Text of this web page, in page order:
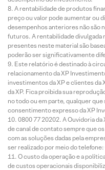
A rentabilidade de produtos
preço ou valor pode aumentar ou
desempenhos anteriores não são
futuros. A rentabilidade divulgada
presentes neste material são
poderão ser significativamente
Este relatório é destinado à
relacionamento da XP
investimentos da XP e clientes da
da XP. Fica proibida sua
no todo ou em parte, qualquer
consentimento expresso da XP
0800 77 20202. A Ouvidoria
de canal de contato sempre que
com as soluções dadas pela
ser realizado por meio do
O custo da operação e a
de custos operacionais